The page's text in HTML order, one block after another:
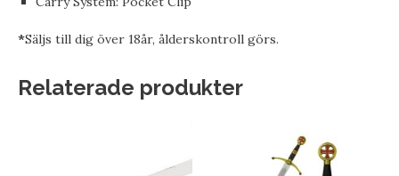
*Säljs till dig över 18år, ålderskontroll görs.
Relaterade produkter